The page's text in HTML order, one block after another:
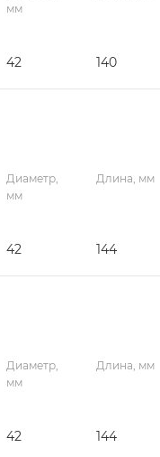
мм
42 140
Диаметр,
мм
42
Длина, мм
144
Диаметр,
мм
42
Длина, мм
144